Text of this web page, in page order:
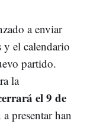
a enviar
el calendario
partido.
la
el 9 de
presentar han